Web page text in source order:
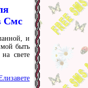
Смс
и
быть
свете